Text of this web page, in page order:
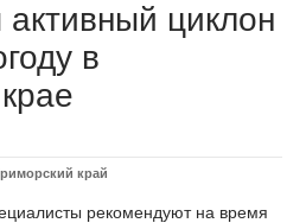
циклон
в
край
рекомендуют на время